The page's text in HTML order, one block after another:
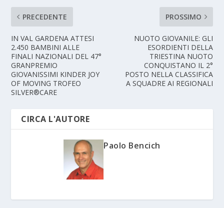
PRECEDENTE
IN VAL GARDENA ATTESI
2.450 BAMBINI ALLE
FINALI NAZIONALI DEL 47°
GRANPREMIO
GIOVANISSIMI KINDER JOY
OF MOVING TROFEO
SILVER®CARE
PROSSIMO
NUOTO GIOVANILE: GLI
ESORDIENTI DELLA
TRIESTINA NUOTO
CONQUISTANO IL 2°
POSTO NELLA CLASSIFICA
A SQUADRE AI REGIONALI
CIRCA L'AUTORE
Paolo Bencich